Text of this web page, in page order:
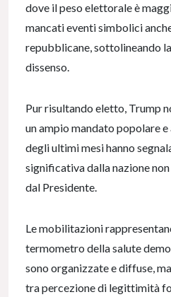
dove il peso elettorale è
mancati eventi simbolici
repubblicane, sottolineando
dissenso.
Pur risultando eletto, Trump
un ampio mandato popolare
degli ultimi mesi hanno
significativa dalla nazione
dal Presidente.
Le mobilitazioni
termometro della salute
sono organizzate e diffuse,
tra percezione di legittimità